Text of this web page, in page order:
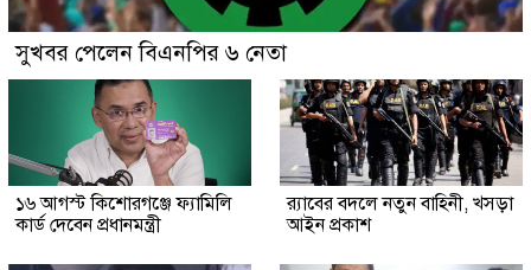
সুখবর পেলেন বিএনপির ৬ নেতা
১৬ আগস্ট কিশোরগঞ্জে ফ্যামিলি
কার্ড দেবেন প্রধানমন্ত্রী
র‍্যাবের বদলে নতুন বাহিনী, খসড়া
আইন প্রকাশ